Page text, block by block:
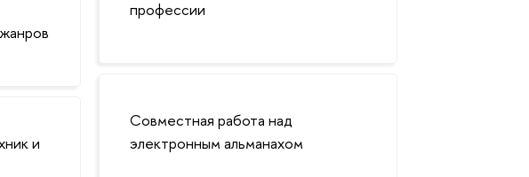
и
профессии
Совместная работа над
электронным альманахом